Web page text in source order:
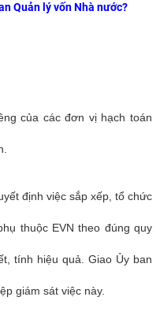
Quản lý vốn Nhà nước?
của các đơn vị hạch toán
định việc sắp xếp, tổ chức
thuộc EVN theo đúng quy
tính hiệu quả. Giao Ủy ban
giám sát việc này.